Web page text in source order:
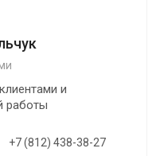
и
работы
+7 (812) 438-38-27